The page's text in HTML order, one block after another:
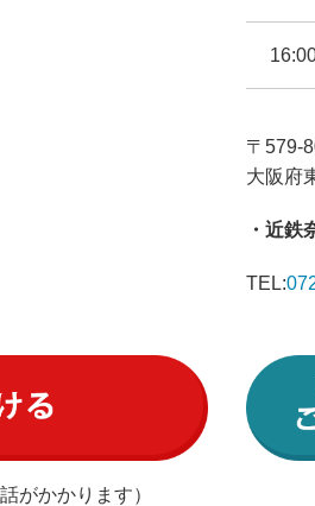
〒579-
大阪府
・近鉄
TEL:
がかかります）